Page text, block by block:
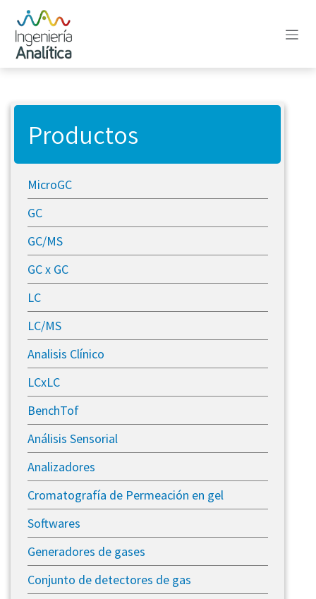
Ir al contenido
Productos
MicroGC
GC
GC/MS
GC x GC
LC
LC/MS
Analisis Clínico
LCxLC
BenchTof
Análisis Sensorial
Analizadores
Cromatografía de Permeación en gel
Softwares
Generadores de gases
​Conjunto de detectores de gas